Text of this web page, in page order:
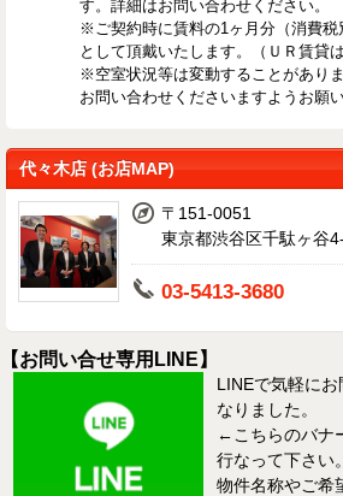
す。詳細はお問い合わせください。
※ご契約時に賃料の1ヶ月分（消費
として頂戴いたします。（ＵＲ賃貸は
※空室状況等は変動することがあり
お問い合わせくださいますようお願
代々木店 (お店MAP)
〒151-0051
東京都渋谷区千駄ヶ谷
03-5413-3680
【お問い合せ専用LINE】
LINEで気軽に
なりました。
←こちらのバナ
行なって下さい。
物件名称やご希